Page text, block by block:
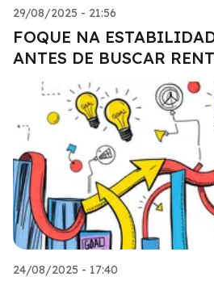
29/08/2025 - 21:56
FOQUE NA
ANTES DE BUSCAR
24/08/2025 - 17:40